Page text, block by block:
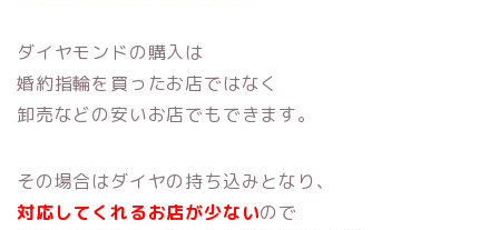
ダイヤモンドの購入は
婚約指輪を買ったお店ではなく
卸売などの安いお店でもできます。
その場合はダイヤの持ち込みとなり、
対応してくれるお店が少ないので